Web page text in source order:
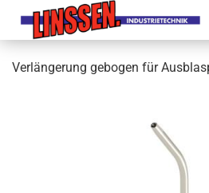
Verlängerung gebogen für